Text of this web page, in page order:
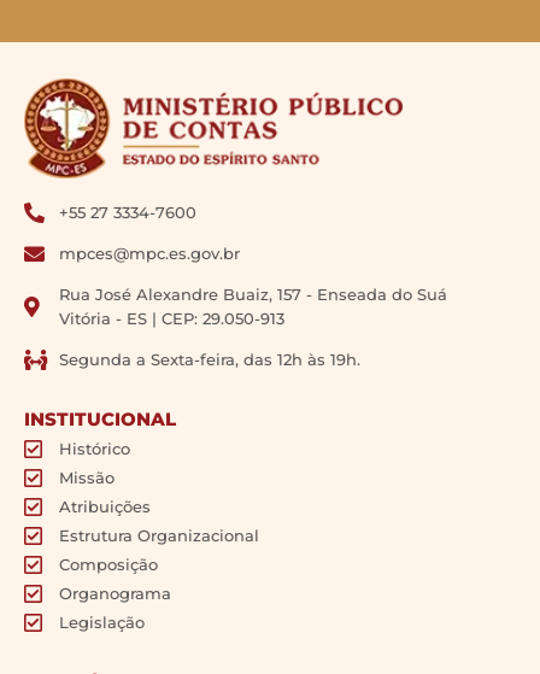
+55 27 3334-7600
mpces@mpc.es.gov.br
Rua José Alexandre Buaiz, 157 - Enseada do Suá
Vitória - ES | CEP: 29.050-913
Segunda a Sexta-feira, das 12h às 19h.
INSTITUCIONAL
Histórico
Missão
Atribuições
Estrutura Organizacional
Composição
Organograma
Legislação